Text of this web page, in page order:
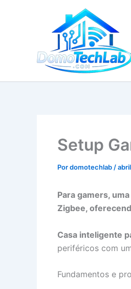
Setup
Pordomotechlab /
Para gamers,
Zigbee,
Casa inteligente
periféricos com
Fundamentos e